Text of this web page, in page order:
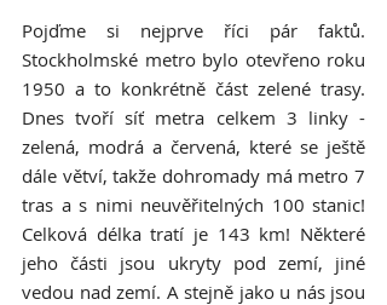
Pojďme si nejprve říci pár faktů.
Stockholmské metro bylo otevřeno roku
1950 a to konkrétně část zelené trasy.
Dnes tvoří síť metra celkem 3 linky -
zelená, modrá a červená, které se ještě
dále větví, takže dohromady má metro 7
tras a s nimi neuvěřitelných 100 stanic!
Celková délka tratí je 143 km! Některé
jeho části jsou ukryty pod zemí, jiné
vedou nad zemí. A stejně jako u nás jsou